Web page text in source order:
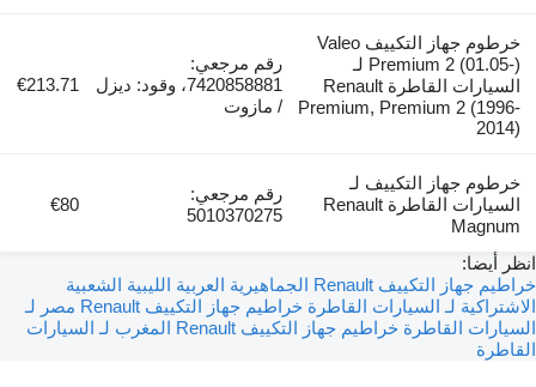
خرطوم جهاز التكييف Valeo
Premium 2 (01.05-) لـ
السيارات القاطرة Renault
Premium, Premium 2 (1996-
2014)
رقم مرجعي:
7420858881، وقود: ديزل
/ مازوت
€213.71
خرطوم جهاز التكييف لـ
السيارات القاطرة Renault
Magnum
رقم مرجعي:
5010370275
€80
انظر أيضا:
خراطيم جهاز التكييف Renault الجماهيرية العربية الليبية الشعبية
الاشتراكية لـ السيارات القاطرة
خراطيم جهاز التكييف Renault مصر لـ
السيارات القاطرة
خراطيم جهاز التكييف Renault المغرب لـ السيارات
القاطرة